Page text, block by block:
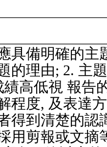
具備明確的主
的理由; 2. 主
績高低視 報告
程度, 及表達
得到清楚的認
用剪報或文摘